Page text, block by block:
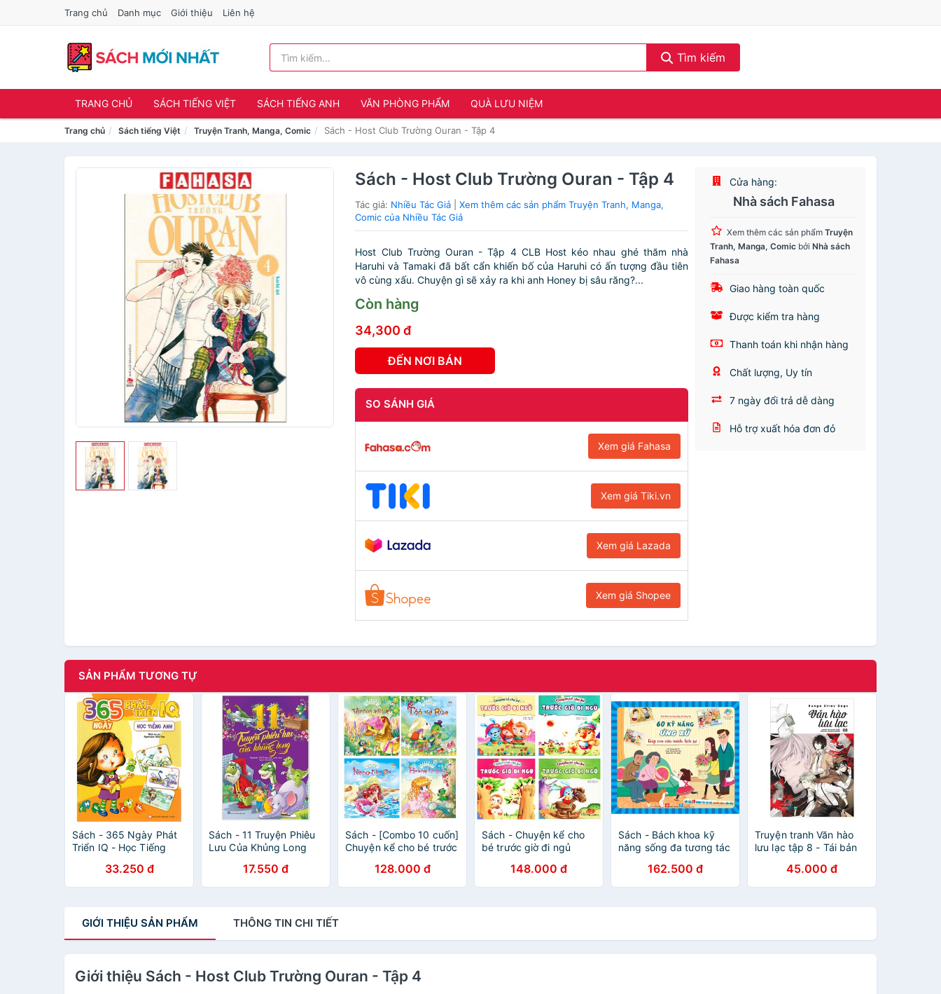
Trang chủ Danh mục Giới thiệu Liên hệ
Tìm kiếm
TRANG CHỦ SÁCH TIẾNG VIỆT SÁCH TIẾNG ANH VĂN PHÒNG PHẨM QUÀ LƯU NIỆM
Trang chủ Sách tiếng Việt Truyện Tranh, Manga, Comic Sách - Host Club Trường Ouran - Tập 4
Sách - Host Club Trường Ouran - Tập 4
Tác giả: Nhiều Tác Giả |Xem thêm các sản phẩm Truyện Tranh, Manga,
Comic của Nhiều Tác Giả
Host Club Trường Ouran - Tập 4 CLB Host kéo nhau ghé thăm nhà
Haruhi và Tamaki đã bất cẩn khiến bố của Haruhi có ấn tượng đầu tiên
vô cùng xấu. Chuyện gì sẽ xảy ra khi anh Honey bị sâu răng?...
Còn hàng
34,300 đ
ĐẾN NƠI BÁN
SO SÁNH GIÁ
Xem giá Fahasa
Xem giá Tiki.vn
Xem giá Lazada
Xem giá Shopee
Cửa hàng:
Nhà sách Fahasa
Xem thêm các sản phẩmTruyện
Tranh, Manga, Comic bởiNhà sách
Fahasa
Giao hàng toàn quốc
Được kiểm tra hàng
Thanh toán khi nhận hàng
Chất lượng, Uy tín
7 ngày đổi trả dễ dàng
Hỗ trợ xuất hóa đơn đỏ
SẢN PHẨM TƯƠNG TỰ
Sách - 365 Ngày Phát
Triển IQ - Học Tiếng
33.250 đ
Sách - 11 Truyện Phiêu
Lưu Của Khủng Long
17.550 đ
Sách - [Combo 10 cuốn]
Chuyện kể cho bé trước
ngày xưa128.000 đ
Sách - Chuyện kể cho
bé trước giờ đi ngủ
148.000 đ
Sách - Bách khoa kỹ
năng sống đa tương tác
giúp con văn minh, lịch
sự
162.500 đ
Truyện tranh Văn hào
lưu lạc tập 8 - Tái bản
45.000 đ
GIỚI THIỆU SẢN PHẨM THÔNG TIN CHI TIẾT
Giới thiệu Sách - Host Club Trường Ouran - Tập 4